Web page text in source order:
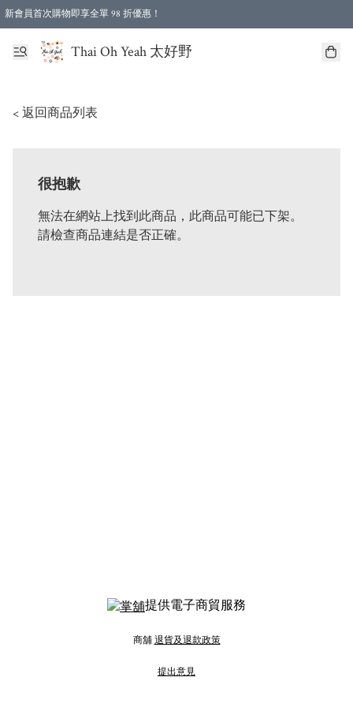
新會員首次購物即享全單 98 折優惠！
特選會員可享全單低至 96 折優惠！
Thai Oh Yeah 太好野
< 返回商品列表
很抱歉
無法在網站上找到此商品，此商品可能已下架。
請檢查商品連結是否正確。
提供電子商貿服務
商舖 退貨及退款政策
提出意見